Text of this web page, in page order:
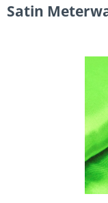
Satin